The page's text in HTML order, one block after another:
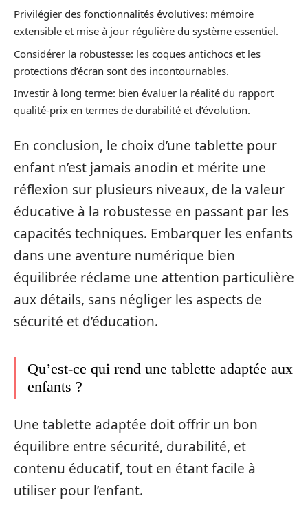
Privilégier des fonctionnalités évolutives: mémoire
extensible et mise à jour régulière du système essentiel.
Considérer la robustesse: les coques antichocs et les
protections d’écran sont des incontournables.
Investir à long terme: bien évaluer la réalité du rapport
qualité-prix en termes de durabilité et d’évolution.
En conclusion, le choix d’une tablette pour
enfant n’est jamais anodin et mérite une
réflexion sur plusieurs niveaux, de la valeur
éducative à la robustesse en passant par les
capacités techniques. Embarquer les enfants
dans une aventure numérique bien
équilibrée réclame une attention particulière
aux détails, sans négliger les aspects de
sécurité et d’éducation.
Qu’est-ce qui rend une tablette adaptée aux
enfants ?
Une tablette adaptée doit offrir un bon
équilibre entre sécurité, durabilité, et
contenu éducatif, tout en étant facile à
utiliser pour l’enfant.